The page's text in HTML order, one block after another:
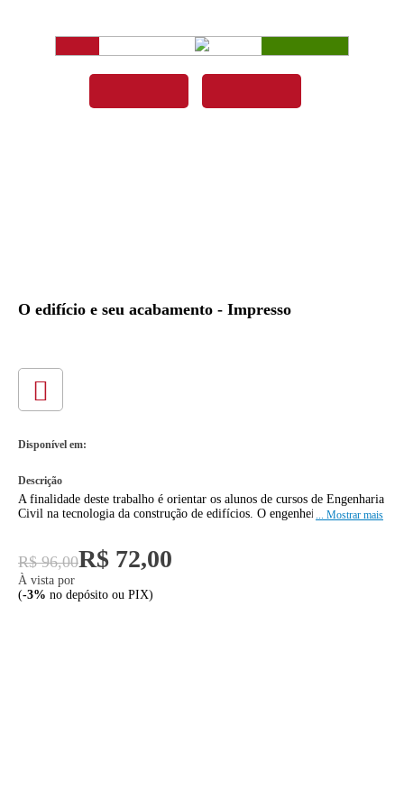
O edifício e seu acabamento - Impresso
Disponível em:
A finalidade deste trabalho é orientar os alunos de cursos de Engenharia
Civil na tecnologia da construção de edifícios. O engenheiro deverá
de executar, mas de conhecer a perfeita tecnologia da execução nos seus
mínimos detalhes e não no âmbito geral.
R$ 96,00R$ 72,00
À vista por
(-3% no depósito ou PIX)